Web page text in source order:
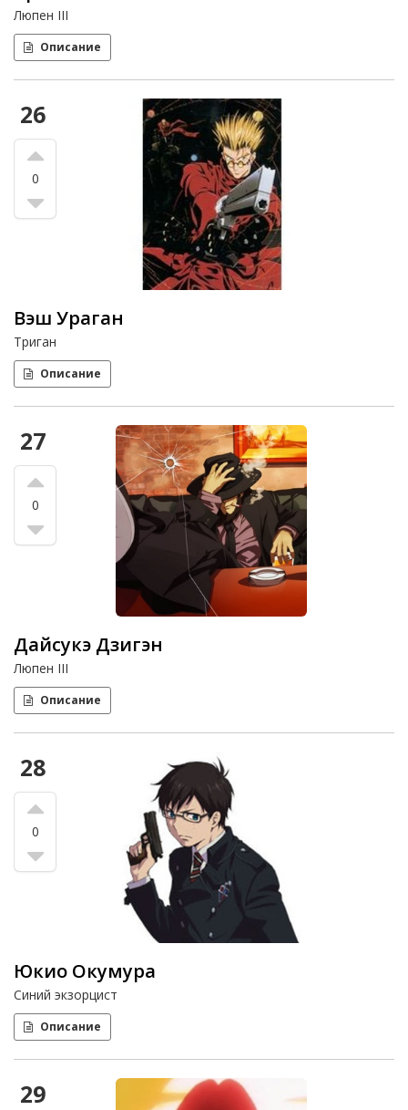
Люпен III
Описание
26
0
Вэш Ураган
Триган
Описание
27
0
Дайсукэ Дзигэн
Люпен III
Описание
28
0
Юкио Окумура
Синий экзорцист
Описание
29